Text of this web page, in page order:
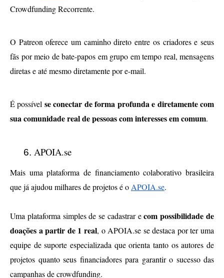
Crowdfunding Recorrente.
O Patreon oferece um caminho direto entre os criadores e seus
fãs por meio de bate-papos em grupo em tempo real, mensagens
diretas e até mesmo diretamente por e-mail.
É possível se conectar de forma profunda e diretamente com
sua comunidade real de pessoas com interesses em comum.
APOIA.se
Mais uma plataforma de financiamento colaborativo brasileira
que já ajudou milhares de projetos é o APOIA.se.
Uma plataforma simples de se cadastrar e com possibilidade de
doações a partir de 1 real, o APOIA.se se destaca por ter uma
equipe de suporte especializada que orienta tanto os autores de
projetos quanto seus financiadores para garantir o sucesso das
campanhas de crowdfunding.